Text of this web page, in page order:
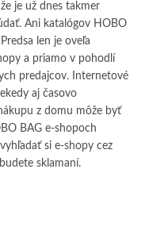
je už dnes takmer
Ani katalógov HOBO
len je oveľa
a priamo v pohodlí
predajcov. Internetové
aj časovo
z domu môže byť
BAG e-shopoch
si e-shopy cez
sklamaní.